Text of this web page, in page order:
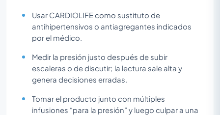
Usar CARDIOLIFE como sustituto de
antihipertensivos o antiagregantes indicados
por el médico.
Medir la presión justo después de subir
escaleras o de discutir; la lectura sale alta y
genera decisiones erradas.
Tomar el producto junto con múltiples
infusiones “para la presión” y luego culpar a una